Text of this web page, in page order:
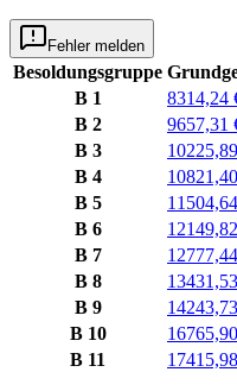
Fehler melden
Besoldungsgruppe
B 1
8314,24
B 2
9657,31
B 3
B 4
B 5
B 6
B 7
B 8
B 9
B 10
B 11